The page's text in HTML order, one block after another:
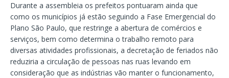
Durante a assembleia os prefeitos pontuaram ainda que
como os municípios já estão seguindo a Fase Emergencial do
Plano São Paulo, que restringe a abertura de comércios e
serviços, bem como determina o trabalho remoto para
diversas atividades profissionais, a decretação de feriados não
reduziria a circulação de pessoas nas ruas levando em
consideração que as indústrias vão manter o funcionamento,